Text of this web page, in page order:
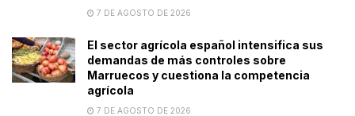
7 DE AGOSTO DE 2026
El sector agrícola español intensifica sus
demandas de más controles sobre
Marruecos y cuestiona la competencia
agrícola
7 DE AGOSTO DE 2026